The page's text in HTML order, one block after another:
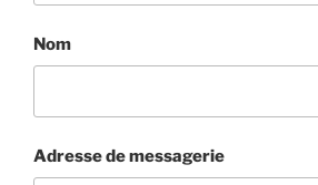
Nom
Adresse de messagerie